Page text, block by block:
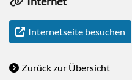
Internetseite besuchen
Zurück zur Übersicht